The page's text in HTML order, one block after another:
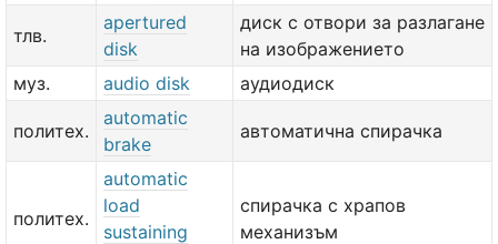
тлв.
apertured
disk
диск с отвори за разлагане
на изображението
муз.
audio disk аудиодиск
политех.
automatic
brake
автоматична спирачка
политех.
automatic
load
sustaining
спирачка с храпов
механизъм